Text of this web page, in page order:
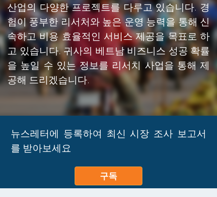
산업의 다양한 프로젝트를 다루고 있습니다. 경
험이 풍부한 리서처와 높은 운영 능력을 통해 신
속하고 비용 효율적인 서비스 제공을 목표로 하
고 있습니다. 귀사의 베트남 비즈니스 성공 확률
을 높일 수 있는 정보를 리서치 사업을 통해 제
공해 드리겠습니다.
뉴스레터에 등록하여 최신 시장 조사 보고서
를 받아보세요
구독